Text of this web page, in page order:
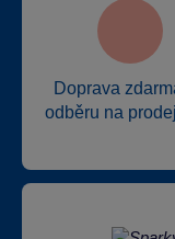
Doprava
odběru na